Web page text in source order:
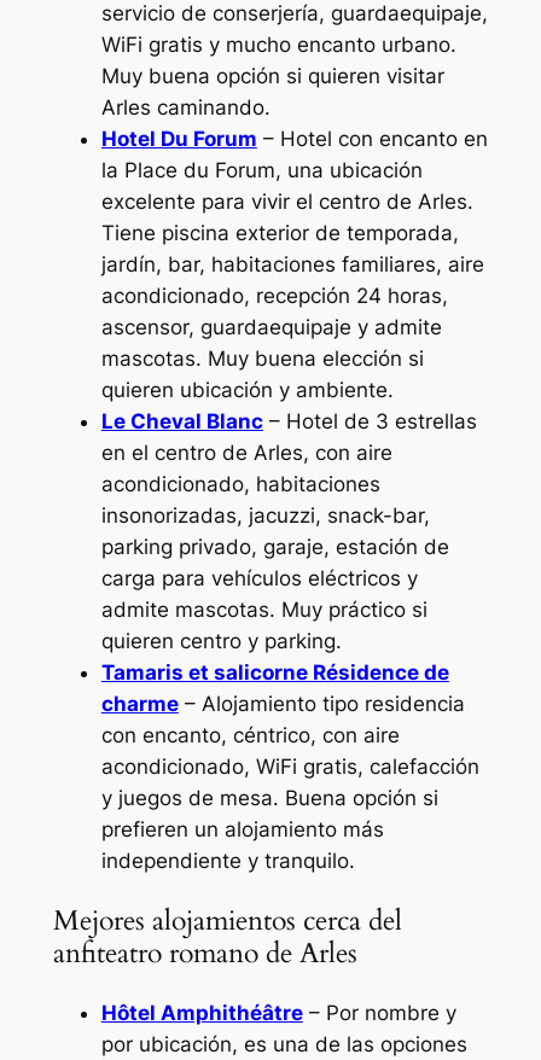
servicio de conserjería, guardaequipaje,
WiFi gratis y mucho encanto urbano.
Muy buena opción si quieren visitar
Arles caminando.
Hotel Du Forum – Hotel con encanto en
la Place du Forum, una ubicación
excelente para vivir el centro de Arles.
Tiene piscina exterior de temporada,
jardín, bar, habitaciones familiares, aire
acondicionado, recepción 24 horas,
ascensor, guardaequipaje y admite
mascotas. Muy buena elección si
quieren ubicación y ambiente.
Le Cheval Blanc– Hotel de 3 estrellas
en el centro de Arles, con aire
acondicionado, habitaciones
insonorizadas, jacuzzi, snack-bar,
parking privado, garaje, estación de
carga para vehículos eléctricos y
admite mascotas. Muy práctico si
quieren centro y parking.
Tamaris et salicorne Résidence de
charme– Alojamiento tipo residencia
con encanto, céntrico, con aire
acondicionado, WiFi gratis, calefacción
y juegos de mesa. Buena opción si
prefieren un alojamiento más
independiente y tranquilo.
Mejores alojamientos cerca del
anfiteatro romano de Arles
Hôtel Amphithéâtre– Por nombre y
por ubicación, es una de las opciones